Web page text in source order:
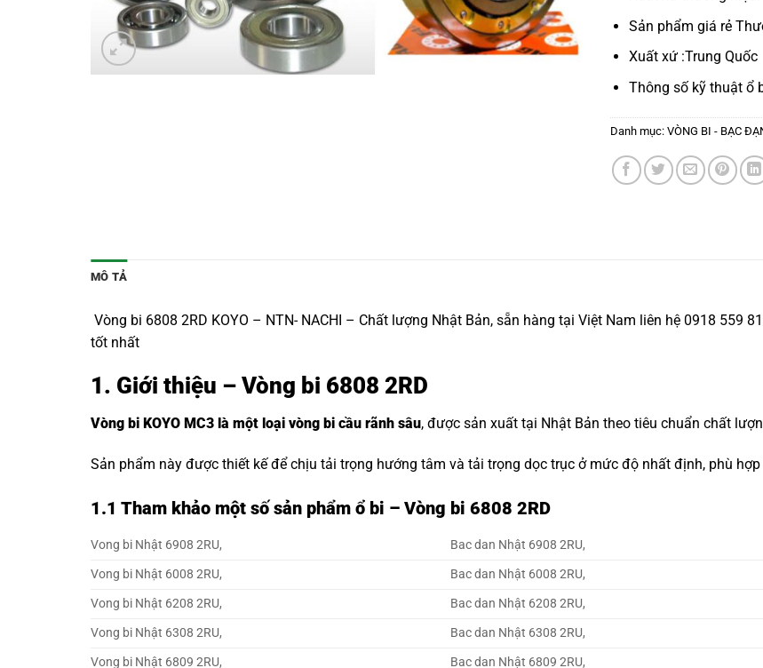
Sản phẩm giá rẻ
Xuất xứ :Trung Quốc
Thông số kỹ thuậtổ
Danh mục: VÒNG BI - BẠC
MÔ TẢ
Vòng bi 6808 2RD KOYO – NTN- NACHI – Chất lượng Nhật Bản, sẵn hàng tại Việt Nam liên hệ 0918 559
tốt nhất
1. Giới thiệu – Vòng bi 6808 2RD
Vòng bi KOYO MC3 là một loại vòng bi cầu rãnh sâu, được sản xuất tại Nhật Bản theo tiêu chuẩn chất
Sản phẩm này được thiết kế để chịu tải trọng hướng tâm và tải trọng dọc trục ở mức độ nhất định, phù
1.1 Tham khảo một số sản phẩm ổ bi – Vòng bi 6808 2RD
Vong bi Nhật 6908 2RU, Bac dan Nhật 6908 2RU,
Vong bi Nhật 6008 2RU,
Bac dan Nhật 6008 2RU,
Vong bi Nhật 6208 2RU,
Bac dan Nhật 6208 2RU,
Vong bi Nhật 6308 2RU,
Bac dan Nhật 6308 2RU,
Vong bi Nhật 6809 2RU,
Bac dan Nhật 6809 2RU,